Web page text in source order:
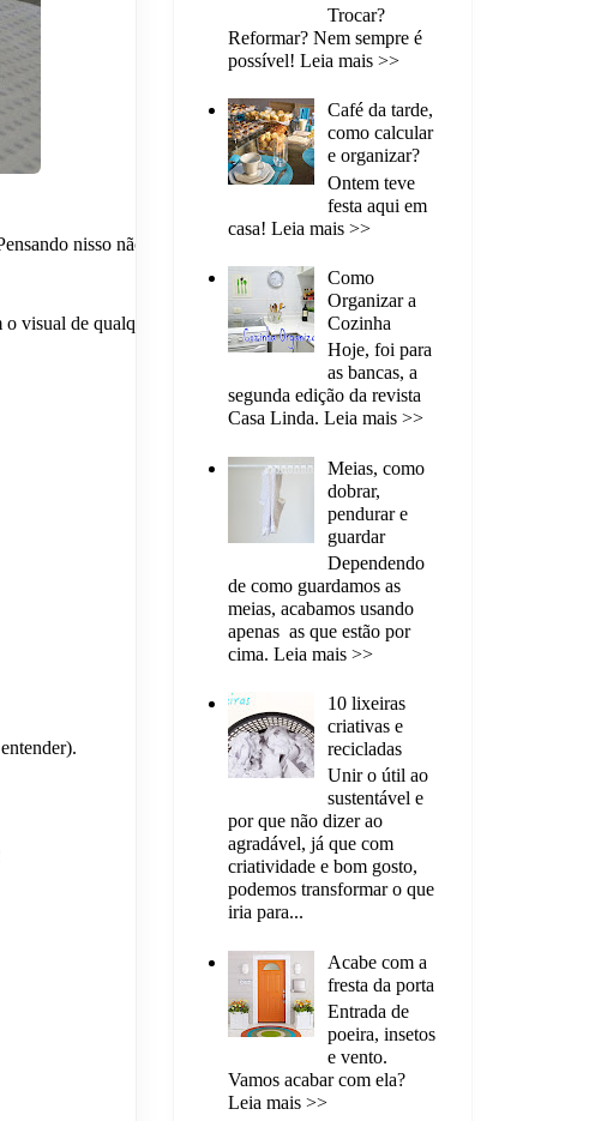
nisso não
visual de qualquer
Trocar?
Reformar? Nem sempre é
possível! Leia mais >>
Café da tarde,
como calcular
e organizar?
Ontem teve
festa aqui em
casa! Leia mais >>
Como
Organizar a
Cozinha
Hoje, foi para
as bancas, a
segunda edição da revista
Casa Linda. Leia mais >>
Meias, como
dobrar,
pendurar e
guardar
Dependendo
de como guardamos as
meias, acabamos usando
apenas as que estão por
cima. Leia mais >>
10 lixeiras
criativas e
recicladas
Unir o útil ao
sustentável e
por que não dizer ao
agradável, já que com
criatividade e bom gosto,
podemos transformar o que
iria para...
Acabe com a
fresta da porta
Entrada de
poeira, insetos
e vento.
Vamos acabar com ela?
Leia mais >>